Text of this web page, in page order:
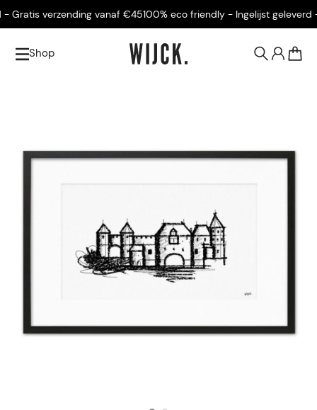
verzending vanaf €45100% eco friendly - Ingelijst geleverd -
Shop